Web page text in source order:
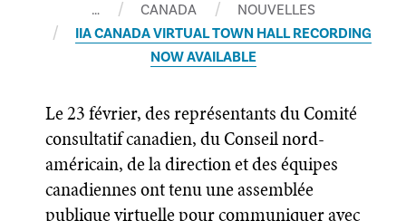
… CANADA
NOUVELLES
IIA CANADA VIRTUAL TOWN HALL RECORDING
NOW AVAILABLE
Le 23 février, des représentants du Comité
consultatif canadien, du Conseil nord-
américain, de la direction et des équipes
canadiennes ont tenu une assemblée
publique virtuelle pour communiquer avec